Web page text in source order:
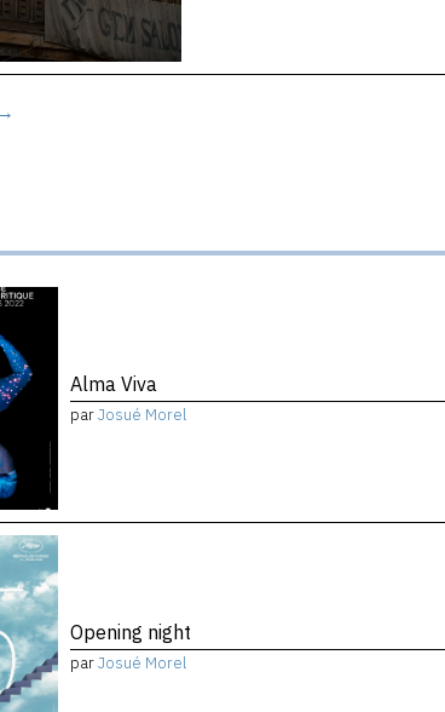
→
Alma Viva
parJosué Morel
Opening night
parJosué Morel